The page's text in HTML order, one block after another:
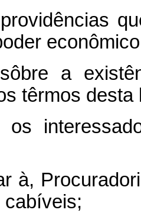
a
têrmos desta
os
à,
cabíveis;